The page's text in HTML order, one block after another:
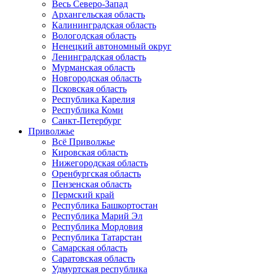
Весь Северо-Запад
Архангельская область
Калининградская область
Вологодская область
Ненецкий автономный округ
Ленинградская область
Мурманская область
Новгородская область
Псковская область
Республика Карелия
Республика Коми
Санкт-Петербург
Приволжье
Всё Приволжье
Кировская область
Нижегородская область
Оренбургская область
Пензенская область
Пермский край
Республика Башкортостан
Республика Марий Эл
Республика Мордовия
Республика Татарстан
Самарская область
Саратовская область
Удмуртская республика